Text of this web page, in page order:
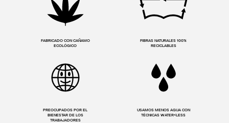
FABRICADO CON CAÑAMO
ECOLÓGICO
FIBRAS NATURALES 100%
RECICLABLES
PREOCUPADOS POR EL
BIENESTAR DE LOS
TRABAJADORES
USAMOS MENOS AGUA CON
TÉCNICAS WATER<LESS